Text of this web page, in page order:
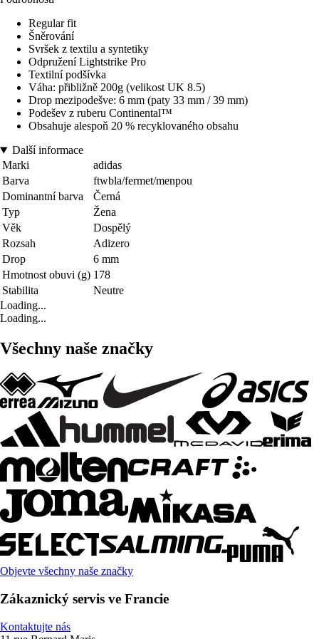
Regular fit
Šněrování
Svršek z textilu a syntetiky
Odpružení Lightstrike Pro
Textilní podšívka
Váha: přibližně 200g (velikost UK 8.5)
Drop mezipodešve: 6 mm (paty 33 mm / 39 mm)
Podešev z ruberu Continental™
Obsahuje alespoň 20 % recyklovaného obsahu
Další informace
Marki
adidas
Barva
ftwbla/fermet/menpou
Dominantní barva
Černá
Typ
Žena
Věk
Dospělý
Rozsah
Adizero
Drop
6 mm
Hmotnost obuvi (g) 178
Stabilita
Neutre
Loading...
Loading...
Všechny naše značky
Objevte všechny naše značky
Zákaznický servis ve Francie
Kontaktujte nás